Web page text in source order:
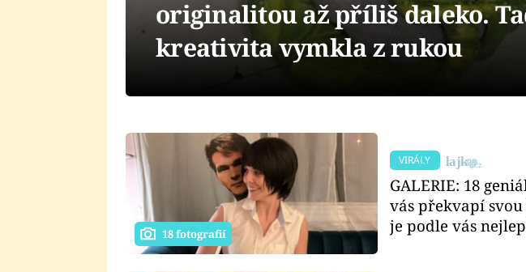
originalitou až příliš daleko.
kreativita vymkla z rukou
18 fotografií
VIRÁLY
GALERIE: 18
vás překvapí
je podle vás